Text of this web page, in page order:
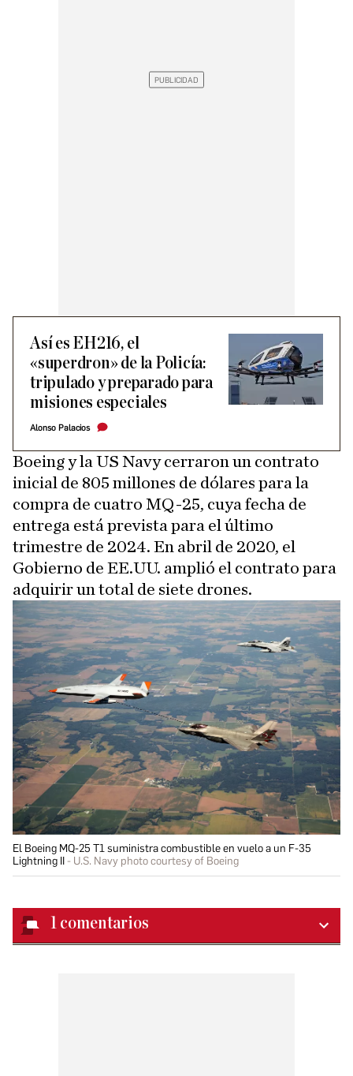
Así es EH216, el
«superdron» de la Policía:
tripulado y preparado para
misiones especiales
Alonso Palacios
Boeing y la US Navy cerraron un contrato
inicial de 805 millones de dólares para la
compra de cuatro MQ-25, cuya fecha de
entrega está prevista para el último
trimestre de 2024. En abril de 2020, el
Gobierno de EE.UU. amplió el contrato para
adquirir un total de siete drones.
El Boeing MQ-25 T1 suministra combustible en vuelo a un F-35
Lightning II
U.S. Navy photo courtesy of Boeing
1 comentarios